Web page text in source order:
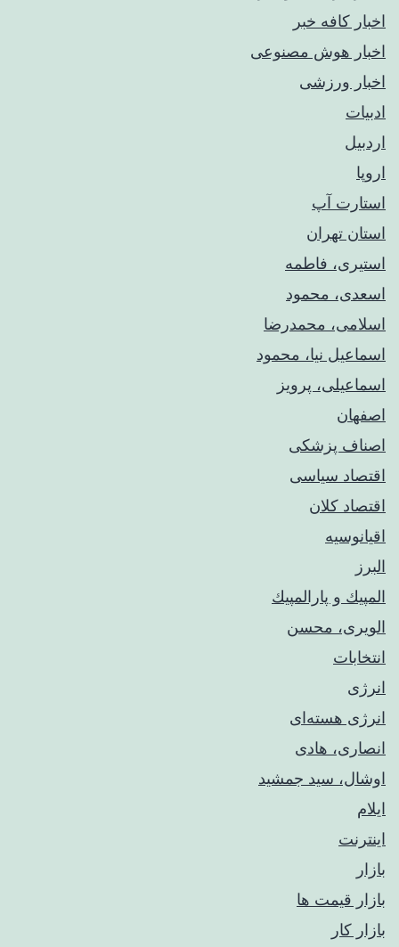
اخبار کافه خبر
اخبار هوش مصنوعی
اخبار ورزشی
ادبیات
اردبیل
اروپا
استارت آپ
استان تهران
استیری، فاطمه
اسعدی، محمود
اسلامی، محمدرضا
اسماعیل نیا، محمود
اسماعیلی، پرویز
اصفهان
اصناف پزشکی
اقتصاد سیاسی
اقتصاد کلان
اقیانوسیه
البرز
المپيك و پارالمپيك
الویری، محسن
انتخابات
انرژی
انرژی هسته‌ای
انصاری، هادی
اوشال، سید جمشید
ایلام
اینترنت
بازار
بازار قیمت ها
بازار کار